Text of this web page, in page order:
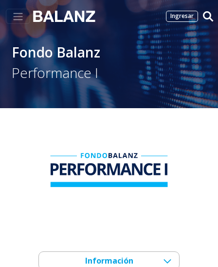
Ingresar
Fondo Balanz
Performance I
Información